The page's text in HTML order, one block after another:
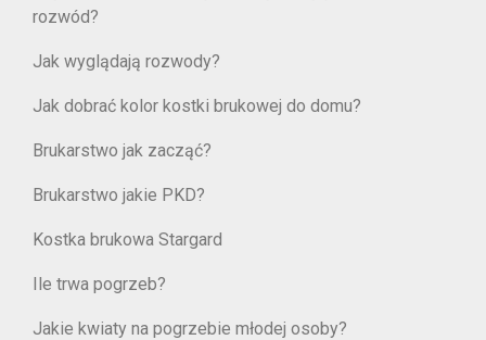
rozwód?
Jak wyglądają rozwody?
Jak dobrać kolor kostki brukowej do domu?
Brukarstwo jak zacząć?
Brukarstwo jakie PKD?
Kostka brukowa Stargard
Ile trwa pogrzeb?
Jakie kwiaty na pogrzebie młodej osoby?